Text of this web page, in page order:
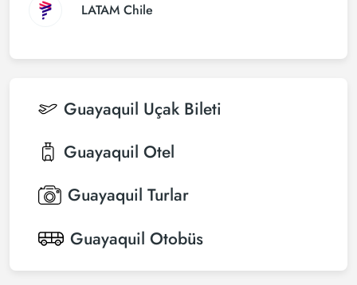
LATAM Chile
Guayaquil Uçak Bileti
Guayaquil Otel
Guayaquil Turlar
Guayaquil Otobüs